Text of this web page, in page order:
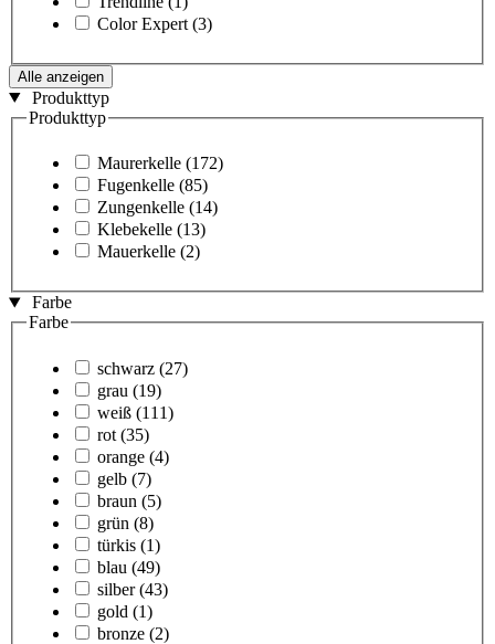
Color Expert (3)
Alle anzeigen
Produkttyp
Produkttyp
Maurerkelle (172)
Fugenkelle (85)
Zungenkelle (14)
Klebekelle (13)
Mauerkelle (2)
Farbe
Farbe
schwarz (27)
grau (19)
weiß (111)
rot (35)
orange (4)
gelb (7)
braun (5)
grün (8)
türkis (1)
blau (49)
silber (43)
gold (1)
bronze (2)